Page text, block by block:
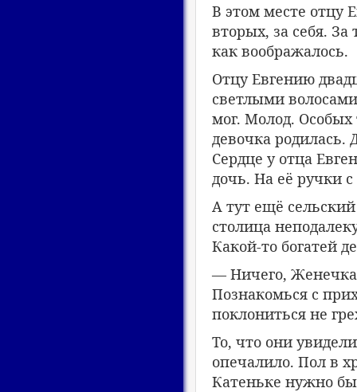
В этом месте отцу
вторых, за себя. За
как воображалось.
Отцу Евгению
светлыми
мог. Молод.
девочка родилась.
Сердце у отца
дочь. На её ручки
А тут ещё
столица
Какой-то богатей
— Ничего,
Познакомься с
поклониться не
То, что они
опечалило. Пол в
Катеньке нужно